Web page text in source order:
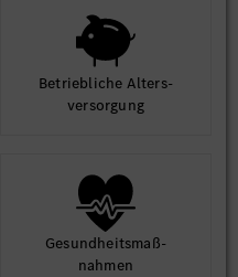
Betrieb­liche Alters­
ver­sorgung
Gesund­heits­maß­
nahmen